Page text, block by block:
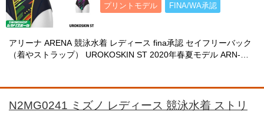
プリントモデル FINA/WA承認
アリーナ ARENA 競泳水着 レディース fina承認 セイフリーバック
（着やストラップ） UROKOSKIN ST 2020年春夏モデル ARN-
N2MG0241 ミズノ レディース 競泳水着 ストリ